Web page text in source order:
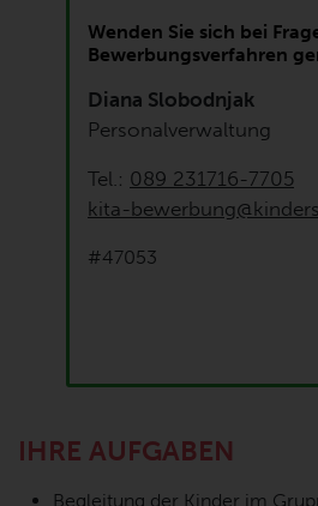
Wenden Sie sich bei
Bewerbungsverfahren
Diana Slobodnjak
Personalverwaltung
Tel.: 089 231716-7705
kita-
#47053
IHRE AUFGABEN
Begleitung der Kinder im